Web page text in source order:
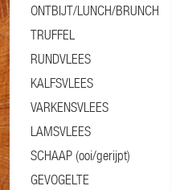
ONTBIJT/LUNCH/BRUNCH
TRUFFEL
RUNDVLEES
KALFSVLEES
VARKENSVLEES
LAMSVLEES
SCHAAP (ooi/gerijpt)
GEVOGELTE